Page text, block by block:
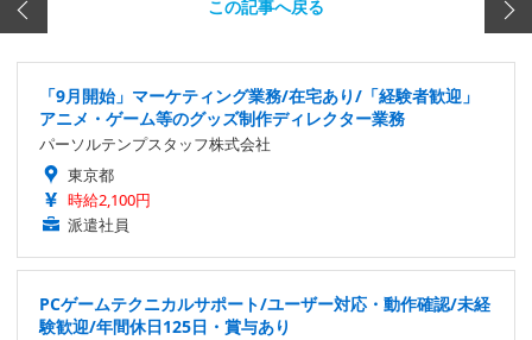
この記事へ戻る
「9月開始」マーケティング業務/在宅あり/「経験者歓迎」
アニメ・ゲーム等のグッズ制作ディレクター業務
パーソルテンプスタッフ株式会社
東京都
時給2,100円
派遣社員
PCゲームテクニカルサポート/ユーザー対応・動作確認/未経
験歓迎/年間休日125日・賞与あり